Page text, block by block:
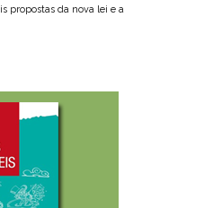
propostas da nova lei e a